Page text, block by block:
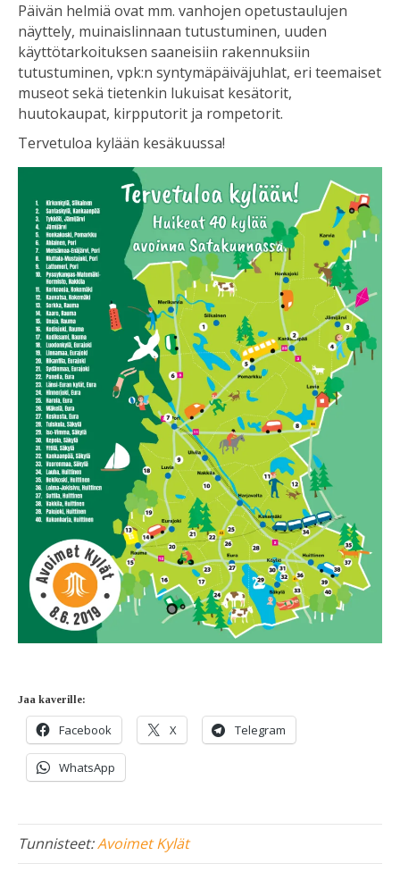
Päivän helmiä ovat mm. vanhojen opetustaulujen
näyttely, muinaislinnaan tutustuminen, uuden
käyttötarkoituksen saaneisiin rakennuksiin
tutustuminen, vpk:n syntymäpäiväjuhlat, eri teemaiset
museot sekä tietenkin lukuisat kesätorit,
huutokaupat, kirpputorit ja rompetorit.
Tervetuloa kylään kesäkuussa!
Jaa kaverille:
Facebook X Telegram
WhatsApp
Tunnisteet:Avoimet Kylät